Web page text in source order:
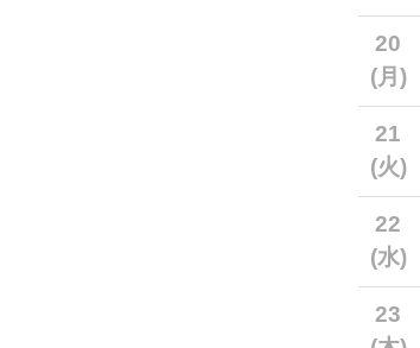
20
(月)
21
(火)
22
(水)
23